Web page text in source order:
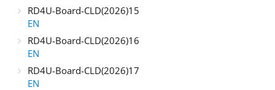
RD4U-Board-CLD(2026)15
EN
RD4U-Board-CLD(2026)16
EN
RD4U-Board-CLD(2026)17
EN